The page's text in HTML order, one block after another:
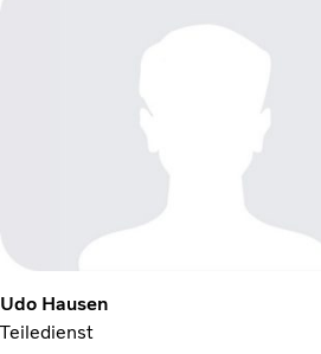
Udo Hausen
Teiledienst